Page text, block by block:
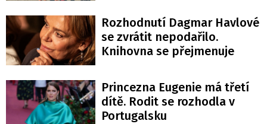
Rozhodnutí Dagmar Havlové
se zvrátit nepodařilo.
Knihovna se přejmenuje
Princezna Eugenie má třetí
dítě. Rodit se rozhodla v
Portugalsku